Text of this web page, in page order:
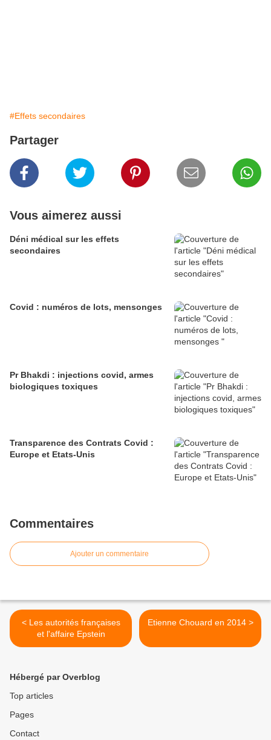
#Effets secondaires
Partager
Vous aimerez aussi
Déni médical sur les effets
secondaires
Covid : numéros de lots, mensonges
Pr Bhakdi : injections covid, armes
biologiques toxiques
Transparence des Contrats Covid :
Europe et Etats-Unis
Commentaires
Ajouter un commentaire
< Les autorités françaises
et l'affaire Epstein
Etienne Chouard en 2014 >
Hébergé par Overblog
Top articles
Pages
Contact